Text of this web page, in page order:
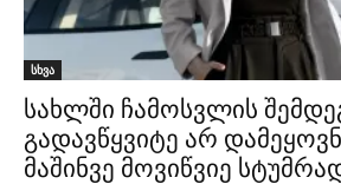
სხვა
სახლში ჩამოსვლის
გადავწყვიტე არ
მაშინვე მოვიწვიე